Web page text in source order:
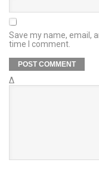
Save my name, email,
time I comment.
Δ